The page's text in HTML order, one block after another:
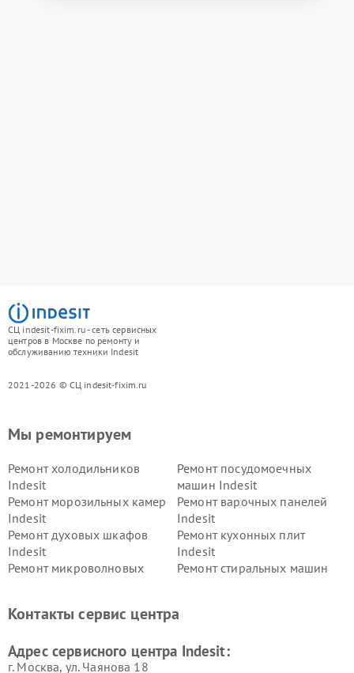
СЦ indesit-fixim.ru - сеть сервисных
центров в Москве по ремонту и
обслуживанию техники Indesit
2021-2026 © СЦ indesit-fixim.ru
Мы ремонтируем
Ремонт холодильников
Indesit
Ремонт посудомоечных
машин Indesit
Ремонт морозильных камер
Indesit
Ремонт варочных панелей
Indesit
Ремонт духовых шкафов
Indesit
Ремонт кухонных плит
Indesit
Ремонт микроволновых
Ремонт стиральных машин
Indesit
Indesit
Контакты сервис центра
Адрес сервисного центра Indesit:
г. Москва, ул. Чаянова 18